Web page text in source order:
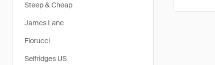
Steep & Cheap
James Lane
Fiorucci
Selfridges US